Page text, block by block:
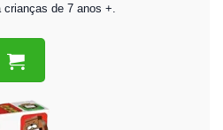
de 7 anos +.